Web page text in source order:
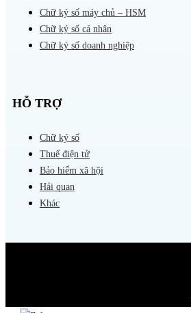
Chữ ký số máy chủ – HSM
Chữ ký số cá nhân
Chữ ký số doanh nghiệp
HỖ TRỢ
Chữ ký số
Thuế điện tử
Bảo hiểm xã hội
Hải quan
Khác